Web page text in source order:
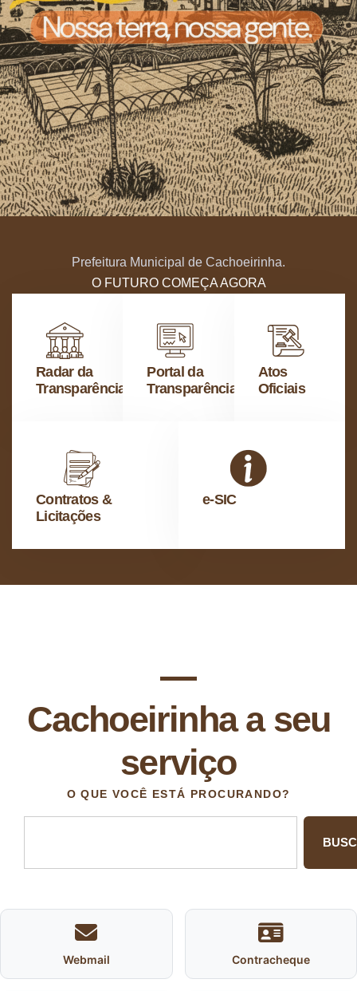
Prefeitura Municipal de Cachoeirinha.
O FUTURO COMEÇA AGORA
Radar da
Transparência
Portal da
Transparência
Atos
Oficiais
Contratos &
Licitações
e-SIC
Cachoeirinha a seu
serviço
O QUE VOCÊ ESTÁ PROCURANDO?
Webmail Contracheque